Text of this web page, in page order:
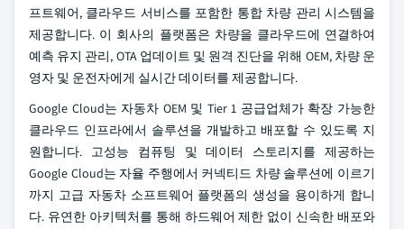
프트웨어, 클라우드 서비스를 포함한 통합 차량 관리 시스템을
제공합니다. 이 회사의 플랫폼은 차량을 클라우드에 연결하여
예측 유지 관리, OTA 업데이트 및 원격 진단을 위해 OEM, 차량 운
영자 및 운전자에게 실시간 데이터를 제공합니다.
Google Cloud는 자동차 OEM 및 Tier 1 공급업체가 확장 가능한
클라우드 인프라에서 솔루션을 개발하고 배포할 수 있도록 지
원합니다. 고성능 컴퓨팅 및 데이터 스토리지를 제공하는
Google Cloud는 자율 주행에서 커넥티드 차량 솔루션에 이르기
까지 고급 자동차 소프트웨어 플랫폼의 생성을 용이하게 합니
다. 유연한 아키텍처를 통해 하드웨어 제한 없이 신속한 배포와